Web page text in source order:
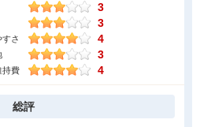
に運転出来るのも魅力と思います。
じました。
なった点
3
3
さ 4
3
持費 4
総評